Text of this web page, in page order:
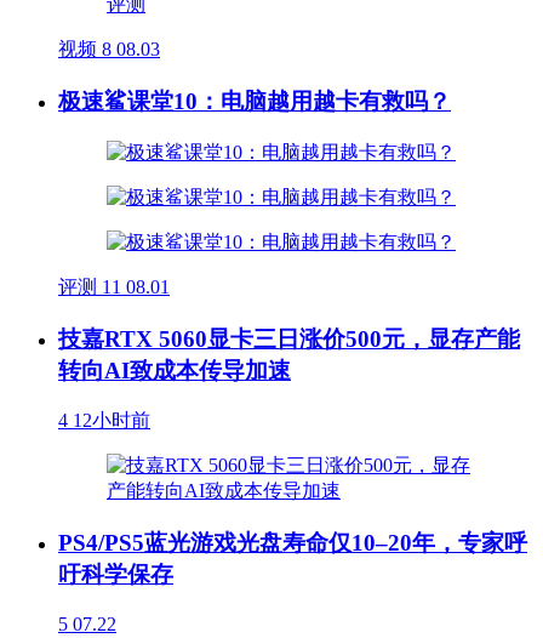
视频 8 08.03
极速鲨课堂10：电脑越用越卡有救吗？
评测 11 08.01
技嘉RTX 5060显卡三日涨价500元，显存产能
转向AI致成本传导加速
4 12小时前
PS4/PS5蓝光游戏光盘寿命仅10–20年，专家呼
吁科学保存
5 07.22